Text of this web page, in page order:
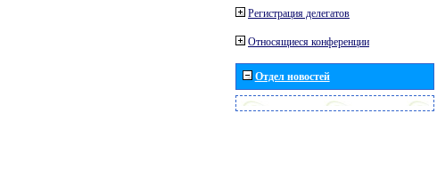
Регистрация делегатов
Относящиеся конференции
Отдел новостей